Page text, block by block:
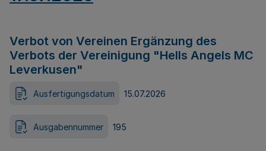
Verbot von Vereinen Ergänzung des
Verbots der Vereinigung "Hells Angels MC
Leverkusen"
Ausfertigungsdatum 15.07.2026
Ausgabennummer 195